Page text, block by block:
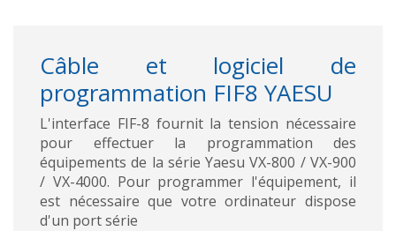
Câble et logiciel de
programmation FIF8 YAESU
L'interface FIF-8 fournit la tension nécessaire
pour effectuer la programmation des
équipements de la série Yaesu VX-800 / VX-900
/ VX-4000. Pour programmer l'équipement, il
est nécessaire que votre ordinateur dispose
d'un port série